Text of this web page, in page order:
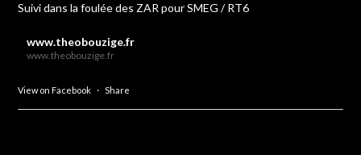
Suivi dans la foulée des ZAR pour SMEG / RT6
www.theobouzige.fr
www.theobouzige.fr
View on Facebook · Share